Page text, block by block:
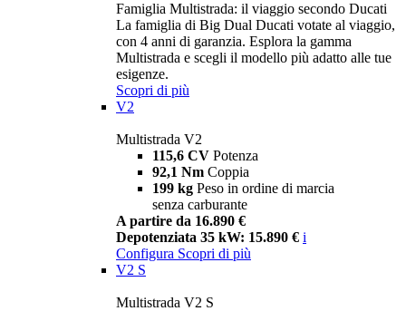
Famiglia Multistrada: il viaggio secondo Ducati
La famiglia di Big Dual Ducati votate al viaggio,
con 4 anni di garanzia. Esplora la gamma
Multistrada e scegli il modello più adatto alle tue
esigenze.
Scopri di più
V2
Multistrada V2
115,6 CV Potenza
92,1 Nm Coppia
199 kg Peso in ordine di marcia
senza carburante
A partire da 16.890 €
Depotenziata 35 kW: 15.890 € i
Configura Scopri di più
V2 S
Multistrada V2 S